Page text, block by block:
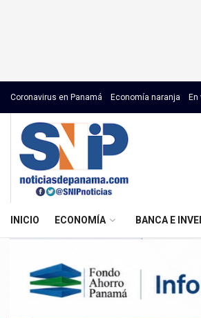
Coronavirus en Panamá Economía naranja En
INICIO ECONOMÍA BANCA E